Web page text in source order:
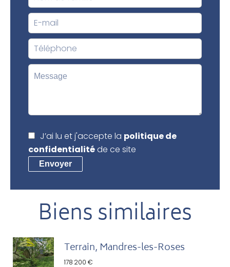
J’ai lu et j'accepte la politique de
confidentialitéde ce site
Envoyer
Biens similaires
Terrain, Mandres-les-Roses
178 200 €